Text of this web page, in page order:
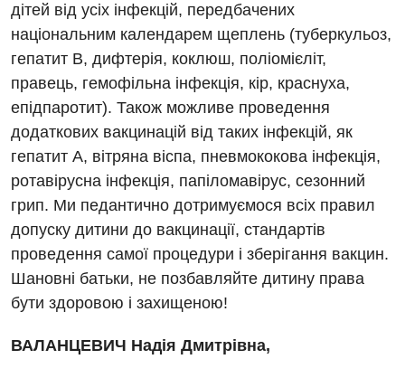
дітей від усіх інфекцій, передбачених
національним календарем щеплень (туберкульоз,
гепатит В, дифтерія, коклюш, поліомієліт,
правець, гемофільна інфекція, кір, краснуха,
епідпаротит). Також можливе проведення
додаткових вакцинацій від таких інфекцій, як
гепатит А, вітряна віспа, пневмококова інфекція,
ротавірусна інфекція, папіломавірус, сезонний
грип. Ми педантично дотримуємося всіх правил
допуску дитини до вакцинації, стандартів
проведення самої процедури і зберігання вакцин.
Шановні батьки, не позбавляйте дитину права
бути здоровою і захищеною!
ВАЛАНЦЕВИЧ Надія Дмитрівна,